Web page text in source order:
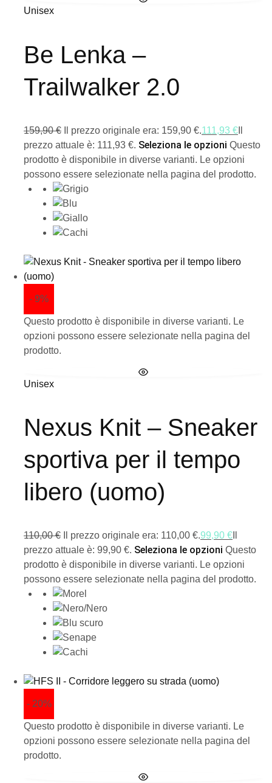
Unisex
Be Lenka –
Trailwalker 2.0
159,90€ Il prezzo originale era: 159,90 €.111,93 €
prezzo attuale è: 111,93 €. Seleziona le opzioni Questo
prodotto è disponibile in diverse varianti. Le opzioni
possono essere selezionate nella pagina del prodotto.
- 9%
Questo prodotto è disponibile in diverse varianti. Le
opzioni possono essere selezionate nella pagina del
prodotto.
Unisex
Nexus Knit – Sneaker
sportiva per il tempo
libero (uomo)
110,00€ Il prezzo originale era: 110,00 €.99,90 €
prezzo attuale è: 99,90 €. Seleziona le opzioni Questo
prodotto è disponibile in diverse varianti. Le opzioni
possono essere selezionate nella pagina del prodotto.
- 20%
Questo prodotto è disponibile in diverse varianti. Le
opzioni possono essere selezionate nella pagina del
prodotto.